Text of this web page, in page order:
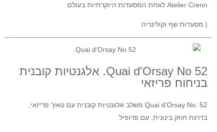
Atelier Crenn לאחת המסעדות היוקרתיות בעולם
| מסעדות שף וקולינריה
52 Quai d'Orsay No. אלגנטיות קובנית
בניחוח פריזאי
Quai d'Orsay No. 52 משלב אלגנטיות קובנית עם טאץ' פריזאי,
בדרגת חוזק בינונית, עם פרופיל